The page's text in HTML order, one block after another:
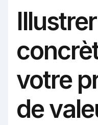
Illustrer
votre
de